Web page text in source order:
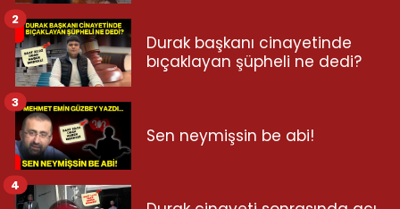
Durak başkanı cinayetinde
bıçaklayan şüpheli ne dedi?
2
Sen neymişsin be abi!
3
4